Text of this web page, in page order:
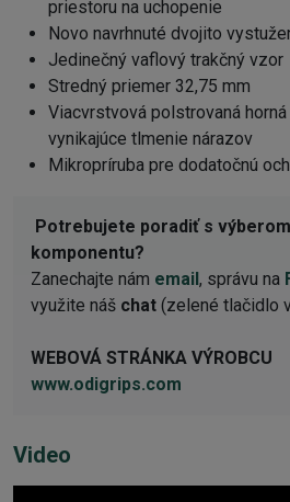
priestoru na uchopenie
Novo navrhnuté dvojito
Jedinečný vaflový trakčný vzor
Stredný priemer 32,75 mm
Viacvrstvová polstrovaná
vynikajúce tlmenie nárazov
Mikropríruba pre dodatočnú
Potrebujete poradiť s
komponentu?
Zanechajte nám email, správu na
využite náš chat (zelené tlačidlo
WEBOVÁ STRÁNKA VÝROBCU
www.odigrips.com
Video